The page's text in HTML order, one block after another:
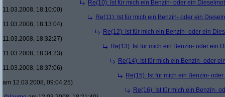
Re(10): Ist für mich ein Benzin- oder ein
11.03.2008, 18:10:00)
Re(11): Ist für mich ein Benzin- oder ein
11.03.2008, 18:13:04)
Re(12): Ist für mich ein Benzin- oder ein
11.03.2008, 18:32:27)
Re(13): Ist für mich ein Benzin- oder ein
11.03.2008, 18:34:23)
Re(14): Ist für mich ein Benzin- oder
11.03.2008, 18:37:06)
Re(15): Ist für mich ein Benzin-
am 12.03.2008, 09:04:25)
Re(16): Ist für mich ein Benzin-